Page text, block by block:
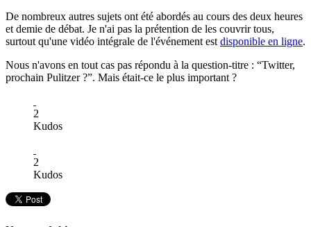
De nombreux autres sujets ont été abordés au cours des deux heures
et demie de débat. Je n'ai pas la prétention de les couvrir tous,
surtout qu'une vidéo intégrale de l'événement est disponible en ligne.
Nous n'avons en tout cas pas répondu à la question-titre : “Twitter,
prochain Pulitzer ?”. Mais était-ce le plus important ?
2
Kudos
2
Kudos